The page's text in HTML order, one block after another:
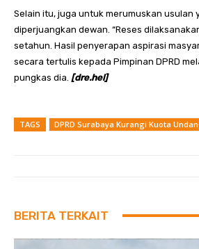
Selain itu, juga untuk merumuskan usulan
diperjuangkan dewan. “Reses
setahun. Hasil penyerapan aspirasi
secara tertulis kepada Pimpinan DPRD
pungkas dia. [dre.hel]
TAGS DPRD Surabaya Kurangi Kuota
BERITA TERKAIT